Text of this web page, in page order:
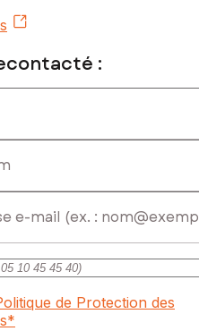
:
de Protection des
*